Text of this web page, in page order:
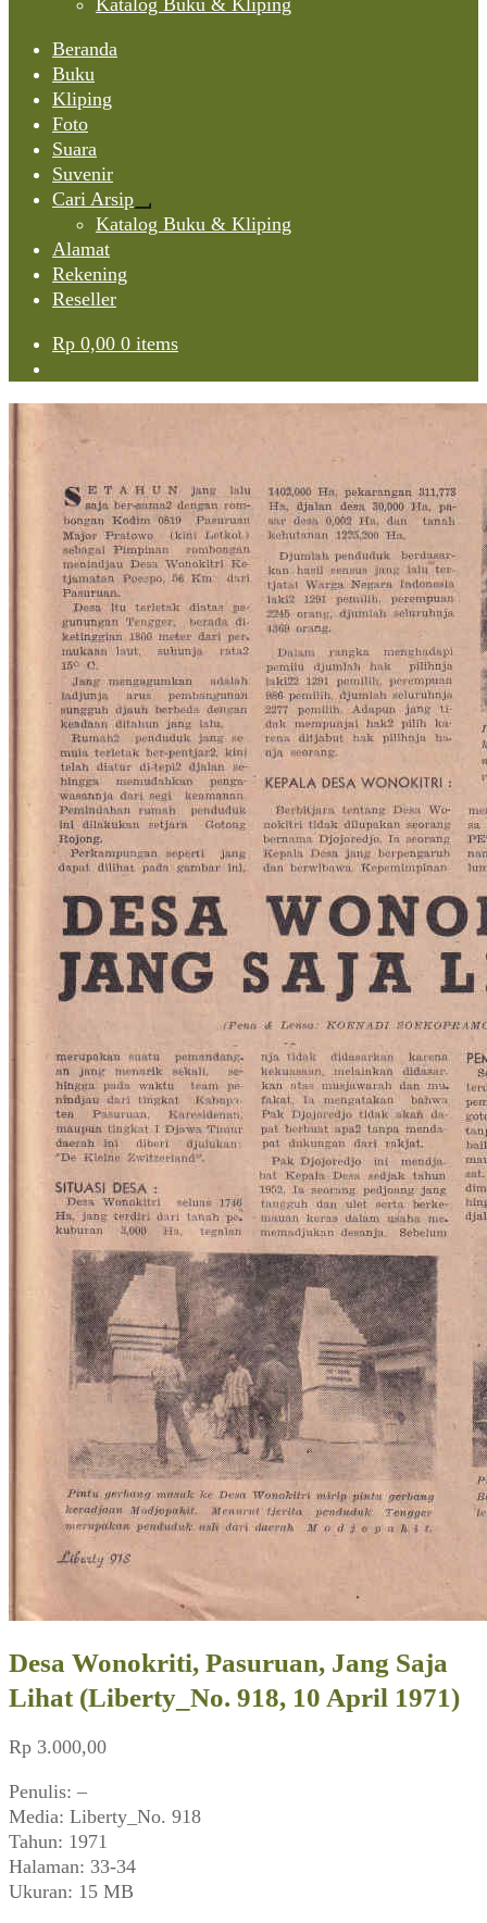
Katalog Buku & Kliping
Beranda
Buku
Kliping
Foto
Suara
Suvenir
Cari Arsip
Expand
child
Katalog Buku & Kliping
Alamat
Rekening
Reseller
Rp 0,00 0 items
Desa Wonokriti, Pasuruan, Jang Saja
Lihat (Liberty_No. 918, 10 April 1971)
Rp 3.000,00
Penulis: –
Media: Liberty_No. 918
Tahun: 1971
Halaman: 33-34
Ukuran: 15 MB